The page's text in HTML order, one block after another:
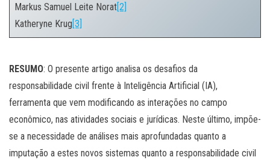
Markus Samuel Leite Norat [2]
Katheryne Krug [3]
RESUMO: O presente artigo analisa os desafios da
responsabilidade civil frente à Inteligência Artificial (IA),
ferramenta que vem modificando as interações no campo
econômico, nas atividades sociais e jurídicas. Neste último, impõe-
se a necessidade de análises mais aprofundadas quanto a
imputação a estes novos sistemas quanto a responsabilidade civil